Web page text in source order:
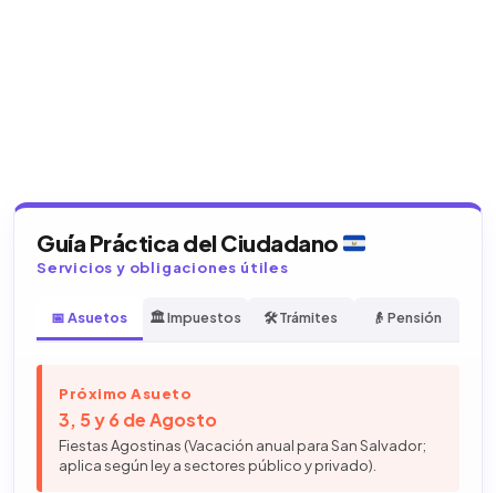
Guía Práctica del Ciudadano
Servicios y obligaciones útiles
📅 Asuetos 🏛️ Impuestos 🛠️ Trámites 👴 Pensión
Próximo Asueto
3, 5 y 6 de Agosto
Fiestas Agostinas (Vacación anual para San Salvador;
aplica según ley a sectores público y privado).